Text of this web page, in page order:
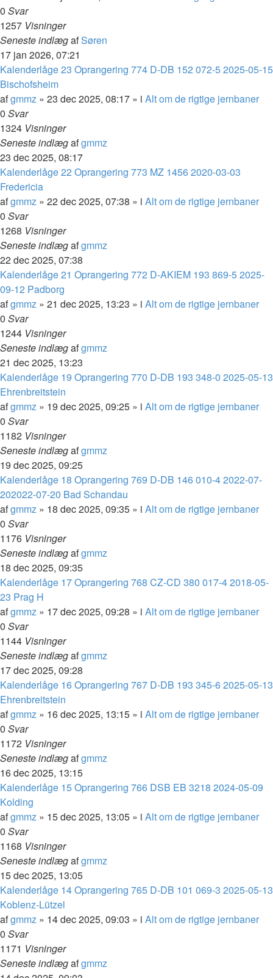
0 Svar
1257 Visninger
Seneste indlægafSøren
17 jan 2026, 07:21
Kalenderlåge 23 Oprangering 774 D-DB 152 072-5 2025-05-15
Bischofsheim
afgmmz » 23 dec 2025, 08:17 » i Alt om de rigtige jernbaner
0 Svar
1324 Visninger
Seneste indlægafgmmz
23 dec 2025, 08:17
Kalenderlåge 22 Oprangering 773 MZ 1456 2020-03-03
Fredericia
afgmmz » 22 dec 2025, 07:38 » i Alt om de rigtige jernbaner
0 Svar
1268 Visninger
Seneste indlægafgmmz
22 dec 2025, 07:38
Kalenderlåge 21 Oprangering 772 D-AKIEM 193 869-5 2025-
09-12 Padborg
afgmmz » 21 dec 2025, 13:23 » i Alt om de rigtige jernbaner
0 Svar
1244 Visninger
Seneste indlægafgmmz
21 dec 2025, 13:23
Kalenderlåge 19 Oprangering 770 D-DB 193 348-0 2025-05-13
Ehrenbreitstein
afgmmz » 19 dec 2025, 09:25 » i Alt om de rigtige jernbaner
0 Svar
1182 Visninger
Seneste indlægafgmmz
19 dec 2025, 09:25
Kalenderlåge 18 Oprangering 769 D-DB 146 010-4 2022-07-
202022-07-20 Bad Schandau
afgmmz » 18 dec 2025, 09:35 » i Alt om de rigtige jernbaner
0 Svar
1176 Visninger
Seneste indlægafgmmz
18 dec 2025, 09:35
Kalenderlåge 17 Oprangering 768 CZ-CD 380 017-4 2018-05-
23 Prag H
afgmmz » 17 dec 2025, 09:28 » i Alt om de rigtige jernbaner
0 Svar
1144 Visninger
Seneste indlægafgmmz
17 dec 2025, 09:28
Kalenderlåge 16 Oprangering 767 D-DB 193 345-6 2025-05-13
Ehrenbreitstein
afgmmz » 16 dec 2025, 13:15 » i Alt om de rigtige jernbaner
0 Svar
1172 Visninger
Seneste indlægafgmmz
16 dec 2025, 13:15
Kalenderlåge 15 Oprangering 766 DSB EB 3218 2024-05-09
Kolding
afgmmz » 15 dec 2025, 13:05 » i Alt om de rigtige jernbaner
0 Svar
1168 Visninger
Seneste indlægafgmmz
15 dec 2025, 13:05
Kalenderlåge 14 Oprangering 765 D-DB 101 069-3 2025-05-13
Koblenz-Lützel
afgmmz » 14 dec 2025, 09:03 » i Alt om de rigtige jernbaner
0 Svar
1171 Visninger
Seneste indlægafgmmz